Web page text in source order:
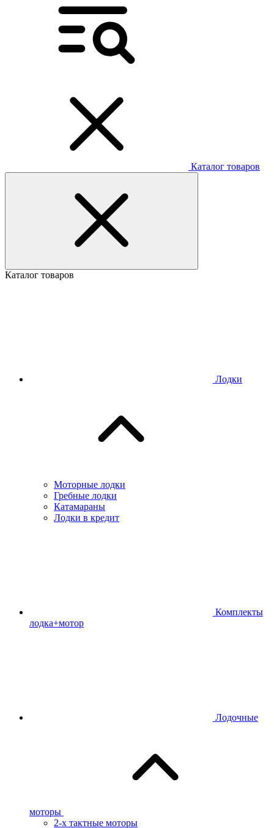
Каталог товаров
Каталог товаров
Лодки
Моторные лодки
Гребные лодки
Катамараны
Лодки в кредит
Комплекты
лодка+мотор
Лодочные
моторы
2-х тактные моторы